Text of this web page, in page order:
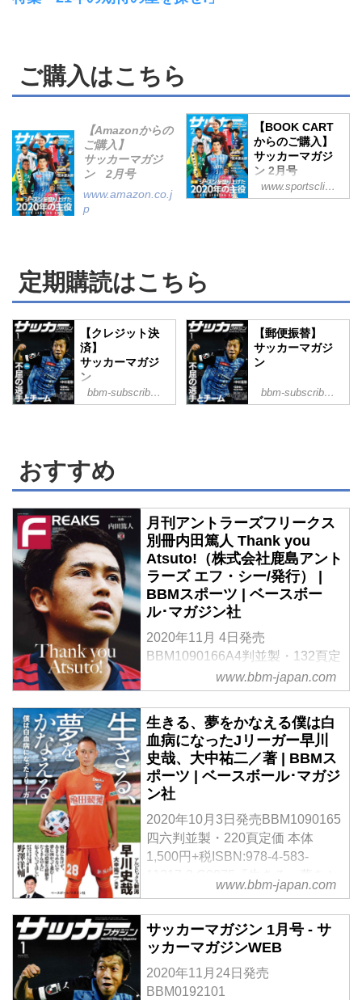
ご購入はこちら
【Amazonからの
ご購入】
サッカーマガジ
ン 2月号
www.amazon.co.j
p
【BOOK CART
からのご購入】
サッカーマガジ
ン 2月号
[特集]シーズンを
ズ)
私の選ぶMIP(J1)
ジェジエウ(川崎フ
ロンターレ)&清武
阪)&稲垣祥(名古屋
ファーレン長崎)&
ディサロ燦シルヴ
ァーノ(ギラヴァン
ツ北九州)
2020シーズンの特
別分析●岩政大樹
の...
www.sportsclick.jp
定期購読はこちら
【クレジット決
済】
サッカーマガジ
ン
bbm-subscribe.com
【郵便振替】
サッカーマガジ
ン
bbm-subscribe.com
おすすめ
月刊アントラーズフリークス
別冊内田篤人 Thank you
Atsuto!（株式会社鹿島アント
ラーズ エフ・シー/発行） |
BBMスポーツ | ベースボー
ル･マガジン社
2020年11月 4日発売
BBM1090166A4判並製・132頁定
価 本体 1,500円+税ISBN:978-4-
583-11324-1
C2075Contents「今日、僕はここ
でサッカー選手を引退します」8
月23日のガンバ大阪戦で 1...
www.bbm-japan.com
生きる、夢をかなえる僕は白
血病になったJリーガー早川
史哉、大中祐二／著 | BBMス
ポーツ | ベースボール･マガジ
ン社
2020年10月3日発売BBM1090165
四六判並製・220頁定価 本体
1,500円+税ISBN:978-4-583-
なえる』刊行記念購入者特典プロ
モーションカードプレンゼントキ
ャンペーンを新潟...
www.bbm-japan.com
サッカーマガジン 1月号 - サ
ッカーマガジンWEB
2020年11月24日発売
BBM0192101